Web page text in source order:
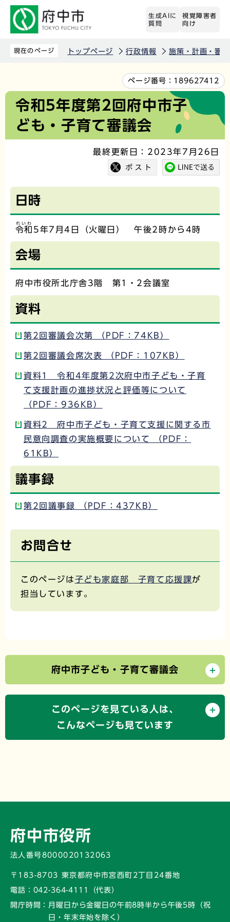
先
生成AIに
質問
視覚障害者
向け
現在のページ トップページ 行政情報 施策・計画・審
文
か
ページ番号： 189627412
令和5年度第2回府中市子
ども・子育て審議会
最終更新日：2023年7月26日
日時
令和
れいわ
5年7月4日（火曜日） 午後2時から4時
会場
府中市役所北庁舎3階 第1・2会議室
資料
第2回審議会次第 （PDF：74KB）
第2回審議会席次表 （PDF：107KB）
資料1 令和4年度第2次府中市子ども・子育
て支援計画の進捗状況と評価等について
（PDF：936KB）
資料2 府中市子ども・子育て支援に関する市
民意向調査の実施概要について （PDF：
61KB）
議事録
第2回議事録 （PDF：437KB）
お問合せ
このページは子ども家庭部 子育て応援課が
担当しています。
府中市子ども・子育て審議会
このページを見ている人は、
こんなページも見ています
府中市役所
法人番号8000020132063
〒183-8703 東京都府中市宮西町2丁目24番地
電話： 042-364-4111（代表）
開庁時間： 月曜日から金曜日の午前8時半から午後5時 （祝
日・年末年始を除く）